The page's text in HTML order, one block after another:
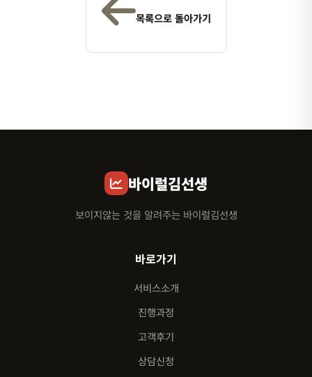
목록으로 돌아가기
바이럴김선생
보이지않는 것을 알려주는 바이럴김선생
바로가기
서비스소개
진행과정
고객후기
상담신청